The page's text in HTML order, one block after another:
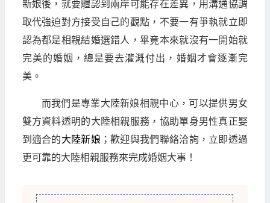
新娘後，就要體認到兩岸可能存在差異，用溝通協調
取代強迫對方接受自己的觀點，不要一有爭執就立即
認為都是相親結婚選錯人，畢竟本來就沒有一開始就
完美的婚姻，總是要去灌溉付出，婚姻才會逐漸完
美。
而我們是專業大陸新娘相親中心，可以提供男女
雙方資料透明的大陸相親服務，協助單身男性真正娶
到適合的大陸新娘 ；歡迎與我們聯絡洽詢，立即透過
更可靠的大陸相親服務來完成婚姻大事！